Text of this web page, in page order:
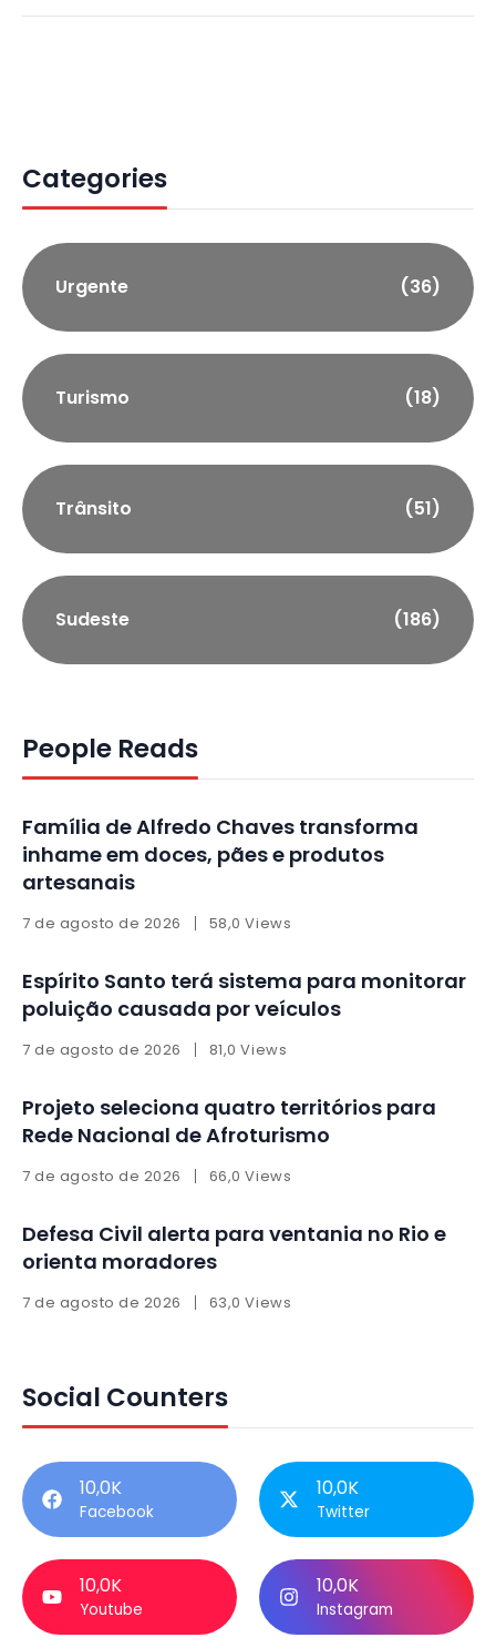
Categories
Urgente (36)
Turismo (18)
Trânsito (51)
Sudeste (186)
People Reads
Família de Alfredo Chaves transforma
inhame em doces, pães e produtos
artesanais
7 de agosto de 2026 58,0 Views
Espírito Santo terá sistema para monitorar
poluição causada por veículos
7 de agosto de 2026 81,0 Views
Projeto seleciona quatro territórios para
Rede Nacional de Afroturismo
7 de agosto de 2026 66,0 Views
Defesa Civil alerta para ventania no Rio e
orienta moradores
7 de agosto de 2026 63,0 Views
Social Counters
10,0K
Facebook
10,0K
Twitter
10,0K
Youtube
10,0K
Instagram